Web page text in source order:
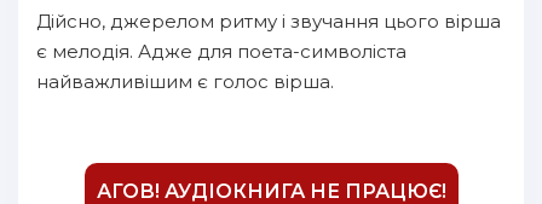
Дійсно, джерелом ритму і звучання цього вірша
є мелодія. Адже для поета-символіста
найважливішим є голос вірша.
АГОВ! АУДІОКНИГА НЕ ПРАЦЮЄ!